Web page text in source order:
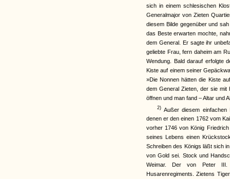
sich in einem schlesischen
Generalmajor von Zieten
diesem Bilde gegenüber und
das Beste erwarten mochte,
dem General. Er sagte ihr
geliebte Frau, fern daheim am
Wendung. Bald darauf erfolgte
Kiste auf einem seiner
»Die Nonnen hätten die Kiste
dem General Zieten, der sie mit
öffnen und man fand – Altar und
2) Außer diesem
denen er den einen 1762 vom
vorher 1746 von König
seines Lebens einen
Schreiben des Königs läßt sich
von Gold sei. Stock und
Weimar. Der von Peter III.
Husarenregiments. Zietens